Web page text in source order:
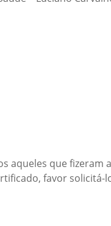
aqueles que fizeram
favor solicitá-